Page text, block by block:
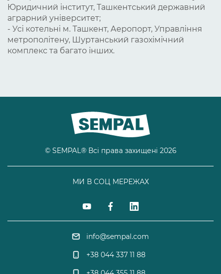
Юридичний інститут, Ташкентський державний
аграрний університет;
- Усі котельні м. Ташкент, Аеропорт, Управління
метрополітену, Шуртанський газохімічний
комплекс та багато інших.
© SEMPAL® Всі права захищені 2026
МИ В СОЦ МЕРЕЖАХ
info@sempal.com
+38 044 337 11 88